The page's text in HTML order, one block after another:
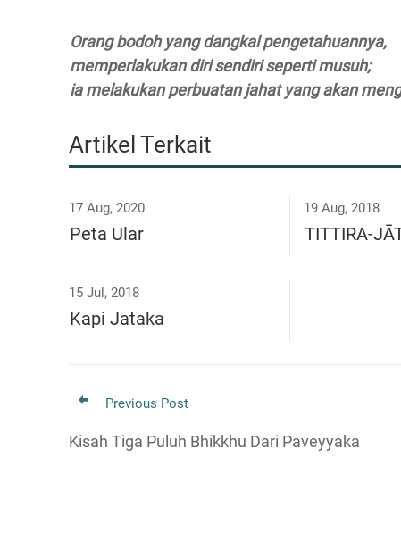
Orang bodoh yang dangkal pengetahuannya,
memperlakukan diri sendiri seperti musuh;
ia melakukan perbuatan jahat yang akan
Artikel Terkait
17 Aug, 2020
Peta Ular
19 Aug, 2018
TITTIRA-
15 Jul, 2018
Kapi Jataka
Previous Post
Kisah Tiga Puluh Bhikkhu Dari Paveyyaka